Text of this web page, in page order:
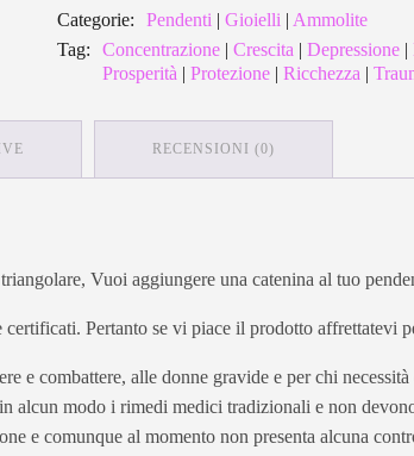
Categorie: Pendenti |Gioielli | Ammolite
Tag:
Concentrazione |Crescita |Depressione |
Prosperità |Protezione |Ricchezza |
RECENSIONI (0)
Vuoi aggiungere una catenina al tuo
Pertanto se vi piace il prodotto affrettatevi
e combattere, alle donne gravide e per chi
modo i rimedi medici tradizionali e non
e comunque al momento non presenta alcuna